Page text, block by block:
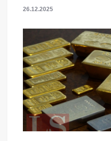
26.12.2025